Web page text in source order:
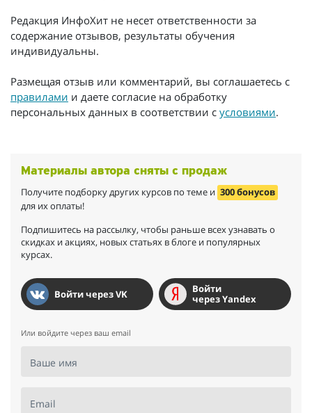
Редакция ИнфоХит не несет ответственности за
содержание отзывов, результаты обучения
индивидуальны.
Размещая отзыв или комментарий, вы соглашаетесь с
правилами и даете согласие на обработку
персональных данных в соответствии с условиями.
Материалы автора сняты с продаж
Получите подборку других курсов по теме и 300 бонусов
для их оплаты!
Подпишитесь на рассылку, чтобы раньше всех узнавать о
скидках и акциях, новых статьях в блоге и популярных
курсах.
Войти через VK
Войти
через Yandex
Или войдите через ваш email
Ваше имя
Email